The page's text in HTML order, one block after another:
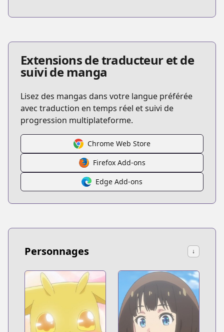
Extensions de traducteur et de
suivi de manga
Lisez des mangas dans votre langue préférée
avec traduction en temps réel et suivi de
progression multiplateforme.
Chrome Web Store
Firefox Add-ons
Edge Add-ons
Personnages ↓